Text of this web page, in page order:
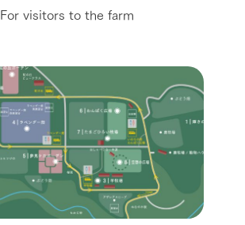
For visitors to the farm